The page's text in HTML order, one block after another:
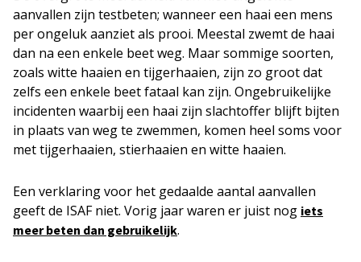
aanvallen zijn testbeten; wanneer een haai een mens
per ongeluk aanziet als prooi. Meestal zwemt de haai
dan na een enkele beet weg. Maar sommige soorten,
zoals witte haaien en tijgerhaaien, zijn zo groot dat
zelfs een enkele beet fataal kan zijn. Ongebruikelijke
incidenten waarbij een haai zijn slachtoffer blijft bijten
in plaats van weg te zwemmen, komen heel soms voor
met tijgerhaaien, stierhaaien en witte haaien.
Een verklaring voor het gedaalde aantal aanvallen
geeft de ISAF niet. Vorig jaar waren er juist nog iets
meer beten dan gebruikelijk.